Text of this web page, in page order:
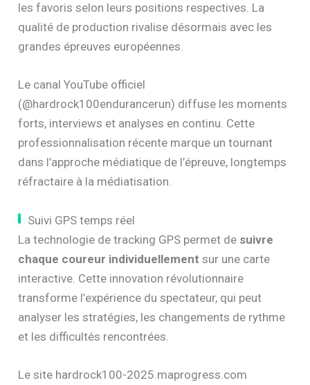
les favoris selon leurs positions respectives. La
qualité de production rivalise désormais avec les
grandes épreuves européennes.
Le canal YouTube officiel
(@hardrock100endurancerun) diffuse les moments
forts, interviews et analyses en continu. Cette
professionnalisation récente marque un tournant
dans l’approche médiatique de l’épreuve, longtemps
réfractaire à la médiatisation.
Suivi GPS temps réel
La technologie de tracking GPS permet de suivre
chaque coureur individuellement sur une carte
interactive. Cette innovation révolutionnaire
transforme l’expérience du spectateur, qui peut
analyser les stratégies, les changements de rythme
et les difficultés rencontrées.
Le site hardrock100-2025.maprogress.com